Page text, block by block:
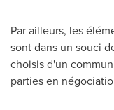
Par ailleurs, les
sont dans un souci
choisis d'un
parties en